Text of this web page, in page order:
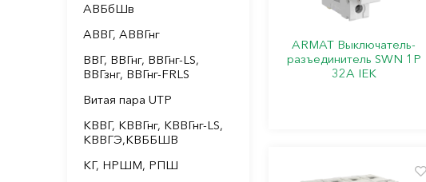
АВБбШв
АВВГ, АВВГнг
ВВГ, ВВГнг, ВВГнг-LS,
ВВГзнг, ВВГнг-FRLS
Витая пара UTP
КВВГ, КВВГнг, КВВГнг-LS,
КВВГЭ,КВББШВ
КГ, НРШМ, РПШ
ARMAT Выключатель-
разъединитель SWN 1P
32А IEK